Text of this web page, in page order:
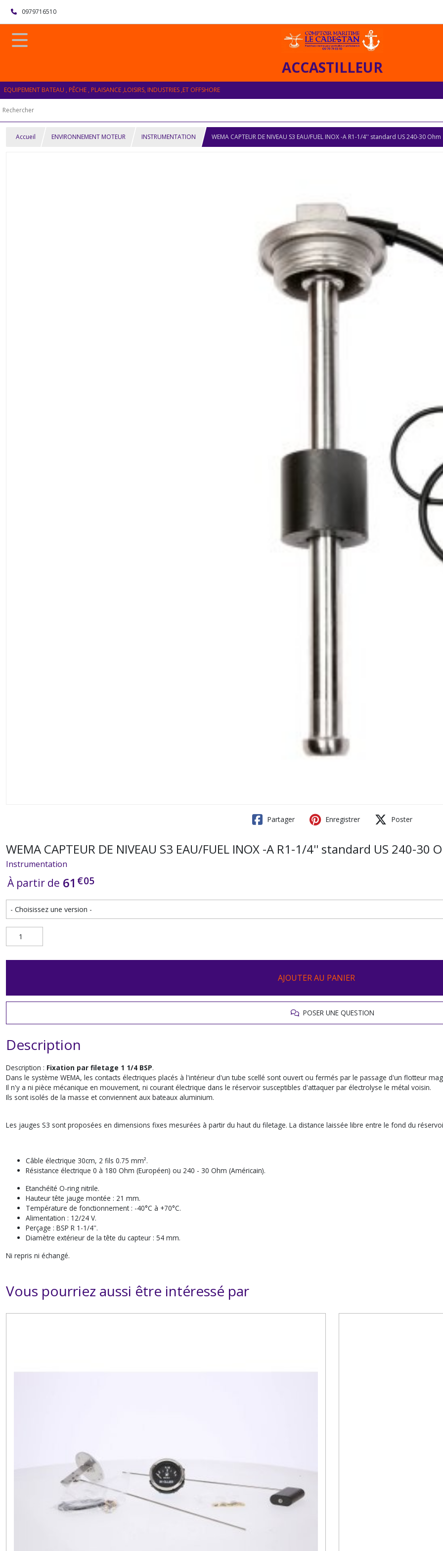
0979716510
ACCASTILLEUR
EQUIPEMENT BATEAU , PÊCHE , PLAISANCE ,LOISIRS, INDUSTRIES ,ET OFFSHORE
Accueil ENVIRONNEMENT MOTEUR INSTRUMENTATION WEMA CAPTEUR DE NIVEAU S3 EAU/FUEL INOX -A R1-1/4'' standard US 240-30 Ohm
Partager Enregistrer Poster
WEMA CAPTEUR DE NIVEAU S3 EAU/FUEL INOX -A R1-1/4'' standard US 240-30
Instrumentation
À partir de 61 €05
AJOUTER AU PANIER
POSER UNE QUESTION
Description
Description : Fixation par filetage 1 1/4 BSP.
Dans le système WEMA, les contacts électriques placés à l'intérieur d'un tube scellé sont ouvert ou fermés par le passage d'un flotteur
Il n'y a ni pièce mécanique en mouvement, ni courant électrique dans le réservoir susceptibles d'attaquer par électrolyse le métal voisin.
Ils sont isolés de la masse et conviennent aux bateaux aluminium.
Les jauges S3 sont proposées en dimensions fixes mesurées à partir du haut du filetage. La distance laissée libre entre le fond du
Câble électrique 30cm, 2 fils 0.75 mm².
Résistance électrique 0 à 180 Ohm (Européen) ou 240 - 30 Ohm (Américain).
Etanchéïté O-ring nitrile.
Hauteur tête jauge montée : 21 mm.
Température de fonctionnement : -40°C à +70°C.
Alimentation : 12/24 V.
Perçage : BSP R 1-1/4''.
Diamètre extérieur de la tête du capteur : 54 mm.
Ni repris ni échangé.
Vous pourriez aussi être intéressé par